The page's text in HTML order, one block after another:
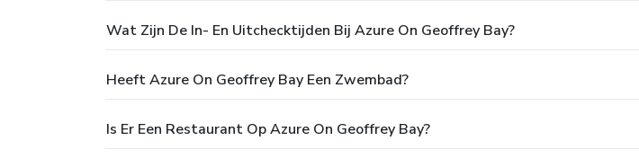
Wat Zijn De In- En Uitchecktijden Bij Azure On Geoffrey Bay?
Heeft Azure On Geoffrey Bay Een Zwembad?
Is Er Een Restaurant Op Azure On Geoffrey Bay?